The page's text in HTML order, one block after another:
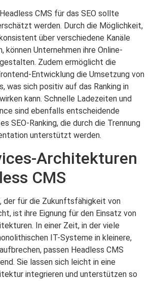
CMS für das SEO sollte
werden. Durch die Möglichkeit,
über verschiedene Kanäle
können Unternehmen ihre Online-
Zudem ermöglicht die
Entwicklung die Umsetzung von
was sich positiv auf das Ranking in
kann. Schnelle Ladezeiten und
sind ebenfalls entscheidende
SEO-Ranking, die durch die Trennung
unterstützt werden.
Architekturen
CMS
der für die Zukunftsfähigkeit von
ist ihre Eignung für den Einsatz von
In einer Zeit, in der viele
IT-Systeme in kleinere,
passen Headless CMS
Sie lassen sich leicht in eine
integrieren und unterstützen so